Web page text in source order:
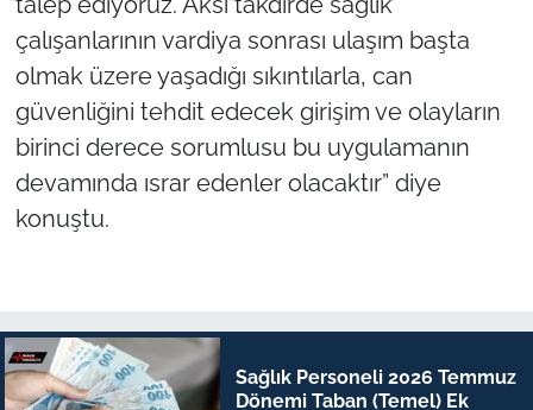
çalışanlarının vardiya sonrası ulaşım başta
olmak üzere yaşadığı sıkıntılarla, can
güvenliğini tehdit edecek girişim ve olayların
birinci derece sorumlusu bu uygulamanın
devamında ısrar edenler olacaktır” diye
konuştu.
Sağlık Personeli 2026 Temmuz
Dönemi Taban (Temel) Ek